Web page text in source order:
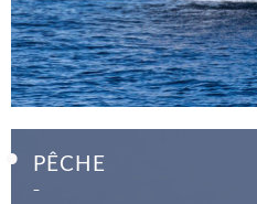
PÊCHE
–